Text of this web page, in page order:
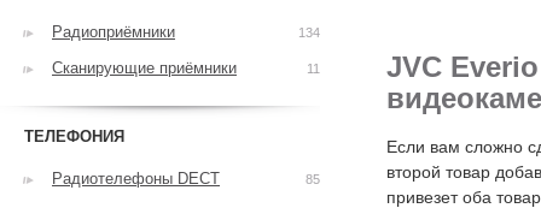
JVC
Если вам сложно
второй товар
привезет оба
Радиоприёмники 134
Сканирующие приёмники 11
ТЕЛЕФОНИЯ
Радиотелефоны DECT 85